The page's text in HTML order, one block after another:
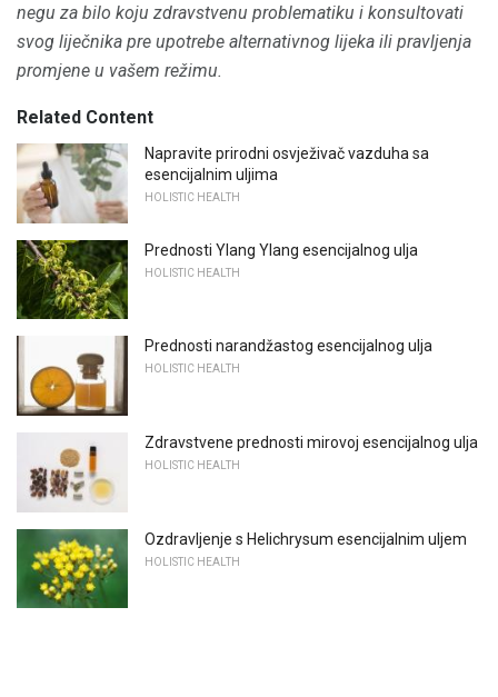
negu za bilo koju zdravstvenu problematiku i konsultovati
svog liječnika pre upotrebe alternativnog lijeka ili pravljenja
promjene u vašem režimu.
Related Content
Napravite prirodni osvježivač vazduha sa
esencijalnim uljima
HOLISTIC HEALTH
Prednosti Ylang Ylang esencijalnog ulja
HOLISTIC HEALTH
Prednosti narandžastog esencijalnog ulja
HOLISTIC HEALTH
Zdravstvene prednosti mirovoj esencijalnog ulja
HOLISTIC HEALTH
Ozdravljenje s Helichrysum esencijalnim uljem
HOLISTIC HEALTH